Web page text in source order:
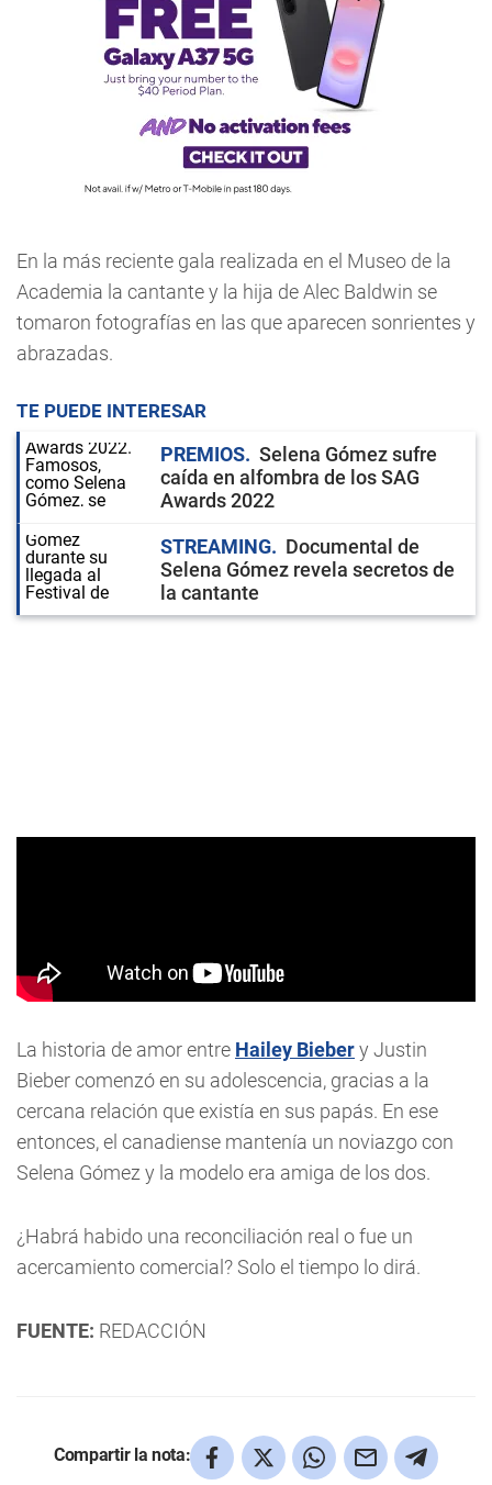
En la más reciente gala realizada en el Museo de la
Academia la cantante y la hija de Alec Baldwin se
tomaron fotografías en las que aparecen sonrientes y
abrazadas.
TE PUEDE INTERESAR
PREMIOS
Selena Gómez sufre
caída en alfombra de los SAG
Awards 2022
STREAMING
Documental de
Selena Gómez revela secretos de
la cantante
La historia de amor entre Hailey Biebery Justin
Bieber comenzó en su adolescencia, gracias a la
cercana relación que existía en sus papás. En ese
entonces, el canadiense mantenía un noviazgo con
Selena Gómez y la modelo era amiga de los dos.
¿Habrá habido una reconciliación real o fue un
acercamiento comercial? Solo el tiempo lo dirá.
FUENTE: REDACCIÓN
Compartir la nota: